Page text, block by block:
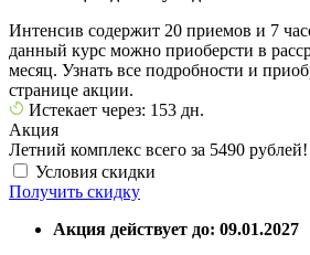
Интенсив содержит 20 приемов и 7
данный курс можно приоберсти в
месяц. Узнать все подробности и
странице акции.
Истекает через: 153 дн.
Акция
Летний комплекс всего за 5490 рублей!
Условия скидки
Получить скидку
Акция действует до: 09.01.2027